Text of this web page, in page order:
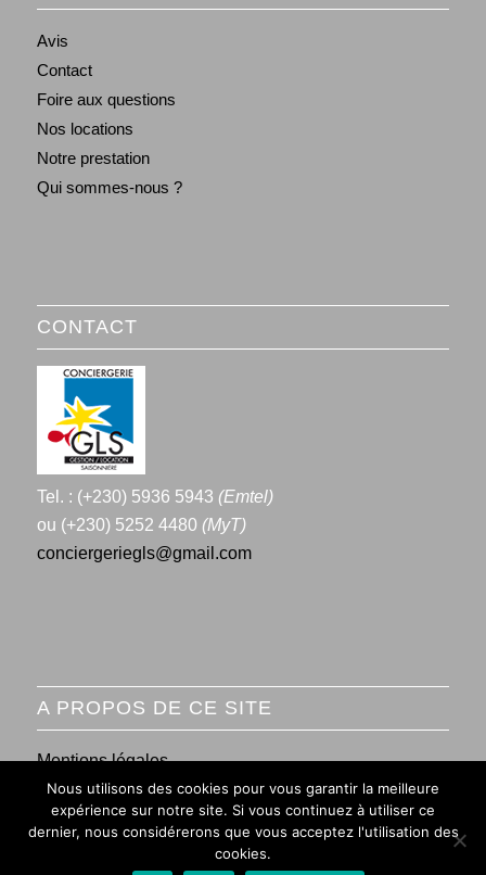
Avis
Contact
Foire aux questions
Nos locations
Notre prestation
Qui sommes-nous ?
CONTACT
Tel. : (+230) 5936 5943 (Emtel)
ou (+230) 5252 4480 (MyT)
conciergeriegls@gmail.com
A PROPOS DE CE SITE
Mentions légales
Conditions générales de vente
Nous utilisons des cookies pour vous garantir la meilleure
expérience sur notre site. Si vous continuez à utiliser ce
dernier, nous considérerons que vous acceptez l'utilisation des
cookies.